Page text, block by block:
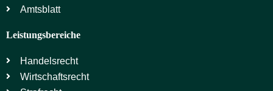
Amtsblatt
Leistungsbereiche
Handelsrecht
Wirtschaftsrecht